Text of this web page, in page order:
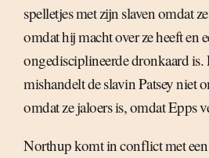
spelletjes met zijn slaven omdat
omdat hij macht over ze heeft en
ongedisciplineerde dronkaard is.
mishandelt de slavin Patsey niet
omdat ze jaloers is, omdat Epps
Northup komt in conflict met